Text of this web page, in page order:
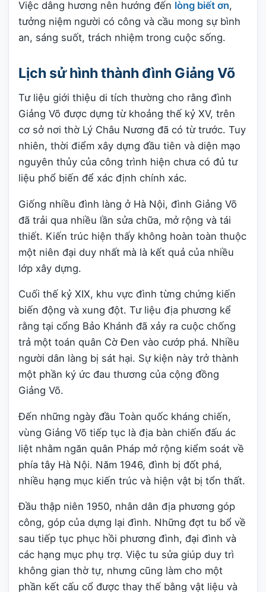
Việc dâng hương nên hướng đến lòng biết ơn,
tưởng niệm người có công và cầu mong sự bình
an, sáng suốt, trách nhiệm trong cuộc sống.
Lịch sử hình thành đình Giảng Võ
Tư liệu giới thiệu di tích thường cho rằng đình
Giảng Võ được dựng từ khoảng thế kỷ XV, trên
cơ sở nơi thờ Lý Châu Nương đã có từ trước. Tuy
nhiên, thời điểm xây dựng đầu tiên và diện mạo
nguyên thủy của công trình hiện chưa có đủ tư
liệu phổ biến để xác định chính xác.
Giống nhiều đình làng ở Hà Nội, đình Giảng Võ
đã trải qua nhiều lần sửa chữa, mở rộng và tái
thiết. Kiến trúc hiện thấy không hoàn toàn thuộc
một niên đại duy nhất mà là kết quả của nhiều
lớp xây dựng.
Cuối thế kỷ XIX, khu vực đình từng chứng kiến
biến động và xung đột. Tư liệu địa phương kể
rằng tại cổng Bảo Khánh đã xảy ra cuộc chống
trả một toán quân Cờ Đen vào cướp phá. Nhiều
người dân làng bị sát hại. Sự kiện này trở thành
một phần ký ức đau thương của cộng đồng
Giảng Võ.
Đến những ngày đầu Toàn quốc kháng chiến,
vùng Giảng Võ tiếp tục là địa bàn chiến đấu ác
liệt nhằm ngăn quân Pháp mở rộng kiểm soát về
phía tây Hà Nội. Năm 1946, đình bị đốt phá,
nhiều hạng mục kiến trúc và hiện vật bị tổn thất.
Đầu thập niên 1950, nhân dân địa phương góp
công, góp của dựng lại đình. Những đợt tu bổ về
sau tiếp tục phục hồi phương đình, đại đình và
các hạng mục phụ trợ. Việc tu sửa giúp duy trì
không gian thờ tự, nhưng cũng làm cho một
phần kết cấu cổ được thay thế bằng vật liệu và